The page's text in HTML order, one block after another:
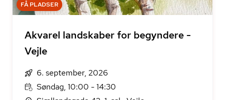
FÅ PLADSER
Akvarel landskaber for begyndere -
Vejle
6. september, 2026
Søndag, 10:00 - 14:30